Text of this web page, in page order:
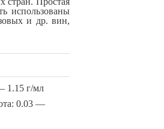
использованы
и др. вин,
1.15 г/мл
0.03 —